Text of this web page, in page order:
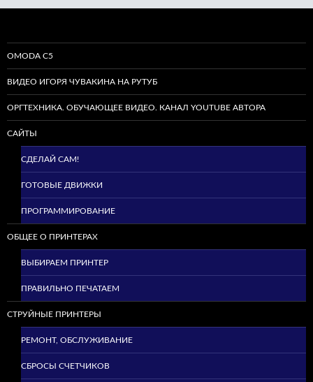
OMODA C5
ВИДЕО ИГОРЯ ЧУВАКИНА НА РУТУБ
ОРГТЕХНИКА. ОБУЧАЮЩЕЕ ВИДЕО. КАНАЛ YOUTUBE АВТОРА
САЙТЫ
СДЕЛАЙ САМ!
ГОТОВЫЕ ДВИЖКИ
ПРОГРАММИРОВАНИЕ
ОБЩЕЕ О ПРИНТЕРАХ
ВЫБИРАЕМ ПРИНТЕР
ПРАВИЛЬНО ПЕЧАТАЕМ
СТРУЙНЫЕ ПРИНТЕРЫ
РЕМОНТ, ОБСЛУЖИВАНИЕ
СБРОСЫ СЧЕТЧИКОВ